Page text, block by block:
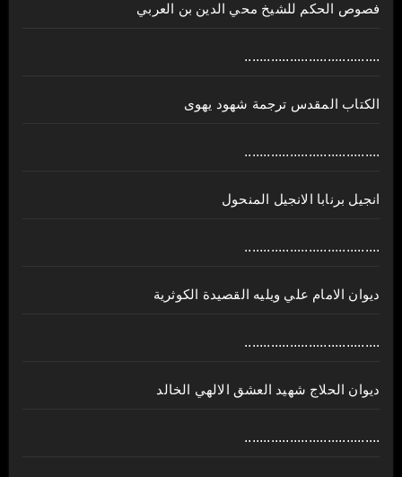
فصوص الحكم للشيخ محي الدين بن العربي
....................................
الكتاب المقدس ترجمة شهود يهوى
....................................
انجيل برنابا الانجيل المنحول
....................................
ديوان الامام علي ويليه القصيدة الكوثرية
....................................
ديوان الحلاج شهيد العشق الالهي الخالد
....................................